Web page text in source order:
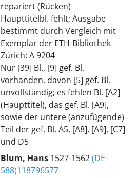
repariert (Rücken)
Haupttitelbl. fehlt; Ausgabe
bestimmt durch Vergleich mit
Exemplar der ETH-Bibliothek
Zürich: A 9204
Nur [39] Bl., [9] gef. Bl.
vorhanden, davon [5] gef. Bl.
unvollständig; es fehlen Bl. [A2]
(Haupttitel), das gef. Bl. [A9],
sowie der untere (anzufügende)
Teil der gef. Bl. A5, [A8], [A9], [C7]
und D5
Blum, Hans1527-1562(DE-
588)118796577